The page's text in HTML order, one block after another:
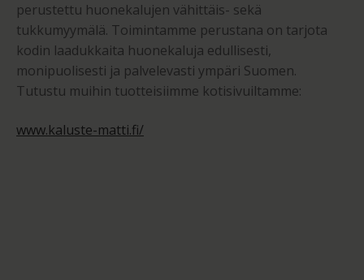
perustettu huonekalujen vähittäis- sekä
tukkumyymälä. Toimintamme perustana on tarjota
kodin laadukkaita huonekaluja edullisesti,
monipuolisesti ja palvelevasti ympäri Suomen.
Tutustu muihin tuotteisiimme kotisivuiltamme:
www.kaluste-matti.fi/